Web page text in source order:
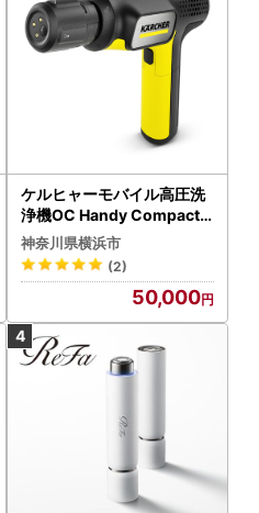
ケルヒャーモバイル高圧洗
浄機OC Handy Compact
（ハンディエア） APV000
7
神奈川県横浜市
(2)
50,000